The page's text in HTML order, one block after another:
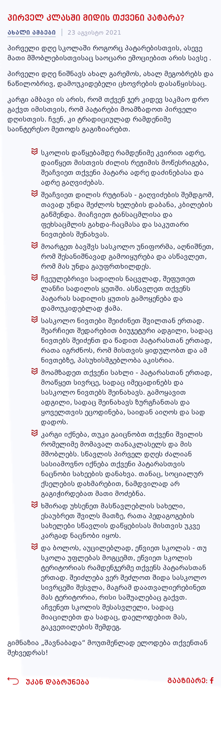
სასკოლო
კლუბები
ბანაკი
ადრეული
და
სკოლამდელი
აკადემია
სიახლეები
მოხალისე
მასწავლებელი
ხშირად
დასმული
კითხვები
საზაფხულო
ონლაინ
სკოლა
კონტაქტი
პირველ კლასში მიდის თქვენი პატარა?
ახალი ამბები 23 აგვისტო 2021
პირველი დღე სკოლაში როგორც პატარებისთვის, ასევე
მათი მშობლებისთვისაც საოცარი ემოციებით არის სავსე .
პირველი დღე ნიშნავს ახალ გარემოს, ახალ მეგობრებს და
ნაწილობრივ, დამოუკიდებელი ცხოვრების დასაწყისსაც.
კარგი ამბავი ის არის, რომ თქვენ ჯერ კიდევ საკმაო დრო
გაქვთ იმისთვის, რომ პატარები მოამზადოთ პირველი
დღისთვის. ჩვენ, კი ტრადიციულად რამდენიმე
საინტერესო მეთოდს გაგიზიარებთ.
სკოლის დაწყებამდე რამდენიმე კვირით ადრე,
დაიწყეთ მისთვის ძილის რეჟიმის მოწესრიგება,
შეაჩვიეთ თქვენი პატარა ადრე დაძინებასა და
ადრე გაღვიძებას.
შეაჩვიეთ დილის რუტინას - გაღვიძების შემდგომ,
თავად უნდა შეძლოს ხელების დაბანა, კბილების
გაწმენდა. მიაჩვიეთ ტანსაცმლისა და
ფეხსაცმლის გახდა-ჩაცმასა და საკუთარი
ნივთების შენახვას.
მოარგეთ ბავშვს სასკოლო უნიფორმა, აღნიშნეთ,
რომ შესანიშნავად გამოიყურება და ასწავლეთ,
რომ მას უნდა გაუფრთხილდეს.
ჩვეულებრივი სადილის ნაცვლად, შეფუთეთ
ლანჩი სადილის ყუთში. ასწავლეთ თქვენს
პატარას სადილის ყუთის გამოყენება და
დამოუკიდებლად ჭამა.
სასკოლო ნივთები შეიძინეთ შვილთან ერთად.
შეარჩიეთ შედარებით ბიუჯეტური ადგილი, სადაც
ნივთებს შეიძენთ და წადით პატარასთან ერთად,
რათა იგრძნოს, რომ მისთვის ყიდულობთ და ამ
ნივთებზე, პასუხისმგებლობა აკისრია.
მოამზადეთ თქვენი სახლი - პატარასთან ერთად,
მოაწყეთ სივრცე, სადაც იმეცადინებს და
სასკოლო ნივთებს შეინახავს. გამოყავით
ადგილი, სადაც შეინახავს ზურგჩანთას და
ყოველთვის ეცოდინება, საიდან აიღოს და სად
დადოს.
კარგი იქნება, თუკი გაიცნობთ თქვენი შვილის
რომელიმე მომავალ თანაკლასელს და მის
მშობლებს. სწავლის პირველ დღეს ძალიან
სასიამოვნო იქნება თქვენი პატარასთვის
ნაცნობი სახეების დანახვა. თანაც, სოციალურ
ქსელების დახმარებით, ნამდვილად არ
გაგიჭირდებათ მათი მოძებნა.
ხშირად უხსენეთ მასწავლებლის სახელი,
ესაუბრეთ შვილს მათზე, რათა პედაგოგების
სახელები სწავლის დაწყებისას მისთვის უკვე
კარგად ნაცნობი იყოს.
და ბოლოს, აუცილებლად, ეწვიეთ სკოლას - თუ
სკოლა უფლებას მოგცემთ, ეწვიეთ სკოლის
ტერიტორიას რამდენჯერმე თქვენს პატარასთან
ერთად. შეიძლება ვერ შეძლოთ შიდა სასკოლო
სივრცეში შესვლა, მაგრამ დაათვალიერებინეთ
მას ტერიტორია, რისი საშუალებაც გაქვთ.
აჩვენეთ სკოლის შესასვლელი, სადაც
მიაცილებთ და სადაც, დაელოდებით მას,
გაკვეთილების შემდეგ.
გიმნაზია „შავნაბადა“ მოუთმენლად ელოდება თქვენთან
შეხვედრას!
უკან დაბრუნება გააზიარე: